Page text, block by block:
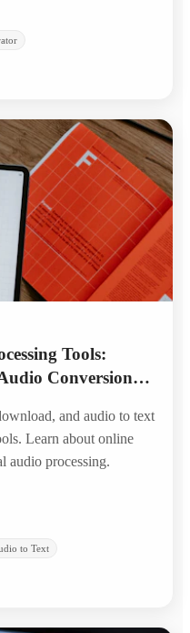
Tools:
Conversion
and audio to text
Learn about online
audio processing.
to Text